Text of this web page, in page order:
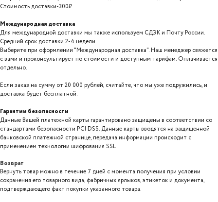
Стоимость доставки-300₽.
Международная доставка
Для международной доставки мы также используем СДЭК и Почту России.
Средний срок доставки 2-4 недели.
Выберите при оформлении "Международная доставка". Наш менеджер свяжется
с вами и проконсультирует по стоимости и доступным тарифам. Оплачивается
отдельно.
Если заказ на сумму от 20 000 рублей, считайте, что мы уже подружились, и
доставка будет бесплатной.
Гарантии безопасности
Данные Вашей платежной карты гарантировано защищены в соответствии со
стандартами безопасности PCI DSS. Данные карты вводятся на защищенной
банковской платежной странице, передача информации происходит с
применением технологии шифрования SSL.
Возврат
Вернуть товар можно в течение 7 дней с момента получения при условии
сохранения его товарного вида, фабричных ярлыков, этикеток и документа,
подтверждающего факт покупки указанного товара.